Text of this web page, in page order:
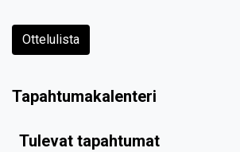
Ottelulista
Tapahtumakalenteri
Tulevat tapahtumat